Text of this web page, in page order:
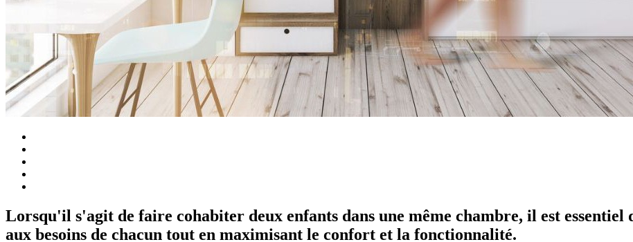
Lorsqu'il s'agit de faire cohabiter deux enfants dans une même chambre, il est
aux besoins de chacun tout en maximisant le confort et la fonctionnalité.